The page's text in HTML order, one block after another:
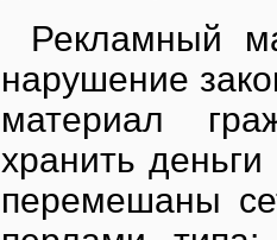
Рекламный
нарушение
материал
хранить
перемешаны